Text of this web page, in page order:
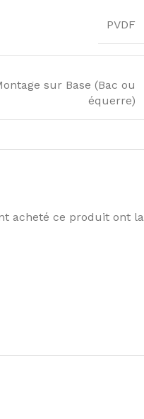
PVDF
sur Base (Bac ou
équerre)
acheté ce produit ont la